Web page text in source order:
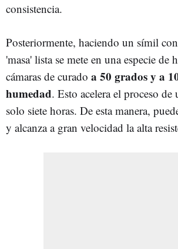
consistencia.
Posteriormente, haciendo un símil
'masa' lista se mete en una especie de
cámaras de curado a 50 grados y a
humedad. Esto acelera el proceso de
solo siete horas. De esta manera,
y alcanza a gran velocidad la alta